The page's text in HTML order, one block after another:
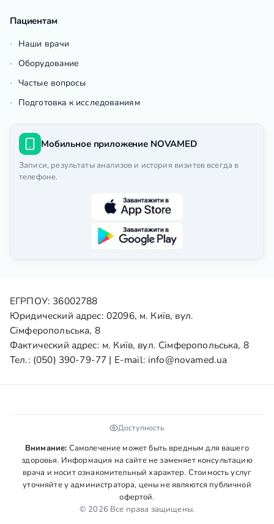
Пациентам
Наши врачи
Оборудование
Частые вопросы
Подготовка к исследованиям
Мобильное приложение NOVAMED
Записи, результаты анализов и история визитов всегда в
телефоне.
ЕГРПОУ: 36002788
Юридический адрес: 02096, м. Київ, вул.
Сімферопольська, 8
Фактический адрес: м. Київ, вул. Сімферопольська, 8
Тел.: (050) 390-79-77 | E-mail: info@novamed.ua
Доступность
Внимание: Самолечение может быть вредным для вашего
здоровья. Информация на сайте не заменяет консультацию
врача и носит ознакомительный характер. Стоимость услуг
уточняйте у администратора, цены не являются публичной
офертой.
© 2026 Все права защищены.